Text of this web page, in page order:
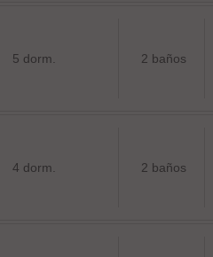
5 dorm. 2 baños
4 dorm. 2 baños